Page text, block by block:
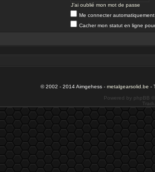
J’ai oublié mon mot de passe
Me connecter
Cacher mon statut en ligne
© 2002 - 2014 Aimgehess - metalgearsolid.be -
Powered by phpBB